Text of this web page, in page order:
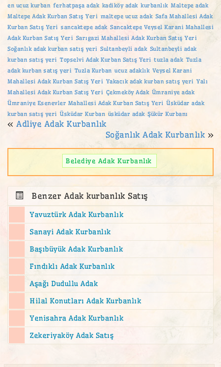
en ucuz kurban ferhatpaşa adak kadiköy adak kurbanlık Maltepe adak
Maltepe Adak Kurban Satış Yeri maltepe ucuz adak Safa Mahallesi Adak
Kurban Satış Yeri sancaktepe adak Sancaktepe Veysel Karani Mahallesi
Adak Kurban Satış Yeri Sarıgazi Mahallesi Adak Kurban Satış Yeri
Soğanlık adak kurban satış yeri Sultanbeyli adak Sultanbeyli adak
kurban satış yeri Topselvi Adak Kurban Satış Yeri tuzla adak Tuzla
adak kurban satış yeri Tuzla Kurban ucuz adaklık Veysel Karani
Mahallesi Adak Kurban Satış Yeri Yakacık adak kurban satış yeri Yalı
Mahallesi Adak Kurban Satış Yeri Çekmeköy Adak Ümraniye adak
Ümraniye Esenevler Mahallesi Adak Kurban Satış Yeri Üsküdar adak
kurban satış yeri Üsküdar Kurban üsküdar adak Şükür Kurbanı
« Adliye Adak Kurbanlık
Soğanlık Adak Kurbanlık »
Belediye Adak Kurbanlık
Benzer Adak kurbanlık Satış
Yavuztürk Adak Kurbanlık
Sanayi Adak Kurbanlık
Başıbüyük Adak Kurbanlık
Fındıklı Adak Kurbanlık
Aşağı Dudullu Adak
Hilal Konutları Adak Kurbanlık
Yenisahra Adak Kurbanlık
Zekeriyaköy Adak Satış